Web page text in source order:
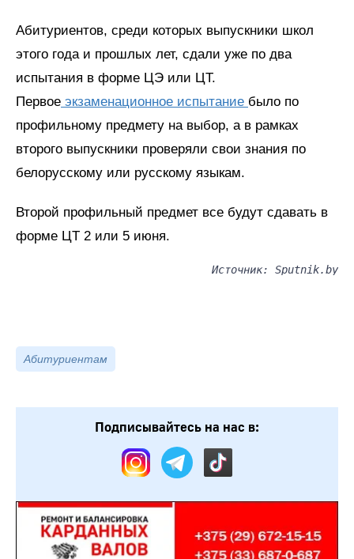
Абитуриентов, среди которых выпускники школ
этого года и прошлых лет, сдали уже по два
испытания в форме ЦЭ или ЦТ.
Первое экзаменационное испытание было по
профильному предмету на выбор, а в рамках
второго выпускники проверяли свои знания по
белорусскому или русскому языкам.
Второй профильный предмет все будут сдавать в
форме ЦТ 2 или 5 июня.
Источник: Sputnik.by
Абитуриентам
Подписывайтесь на нас в: